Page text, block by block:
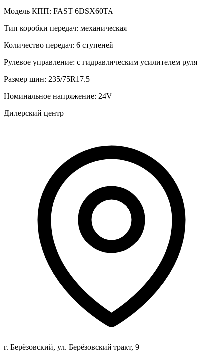
Модель КПП: FAST 6DSX60TA
Тип коробки передач: механическая
Количество передач: 6 ступеней
Рулевое управление: с гидравлическим усилителем руля
Размер шин: 235/75R17.5
Номинальное напряжение: 24V
Дилерский центр
г. Берёзовский, ул. Берёзовский тракт, 9